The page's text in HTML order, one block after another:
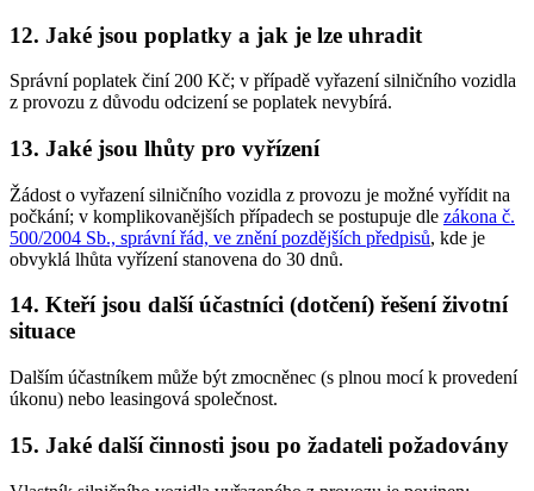
12. Jaké jsou poplatky a jak je lze uhradit
Správní poplatek činí 200 Kč; v případě vyřazení silničního vozidla
z provozu z důvodu odcizení se poplatek nevybírá.
13. Jaké jsou lhůty pro vyřízení
Žádost o vyřazení silničního vozidla z provozu je možné vyřídit na
počkání; v komplikovanějších případech se postupuje dle zákona č.
500/2004 Sb., správní řád, ve znění pozdějších předpisů, kde je
obvyklá lhůta vyřízení stanovena do 30 dnů.
14. Kteří jsou další účastníci (dotčení) řešení životní
situace
Dalším účastníkem může být zmocněnec (s plnou mocí k provedení
úkonu) nebo leasingová společnost.
15. Jaké další činnosti jsou po žadateli požadovány